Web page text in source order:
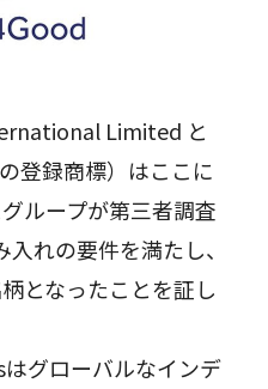
Limited と
登録商標）はここに
ループが第三者調査
れの要件を満たし、
となったことを証し
グローバルなインデ